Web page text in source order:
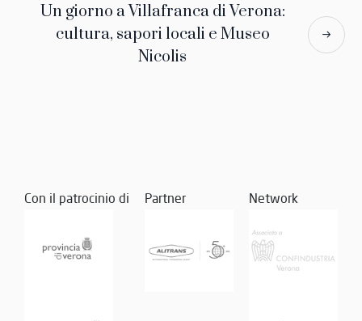
Un giorno a Villafranca di Verona:
cultura, sapori locali e Museo
Nicolis
Con il patrocinio di Partner Network